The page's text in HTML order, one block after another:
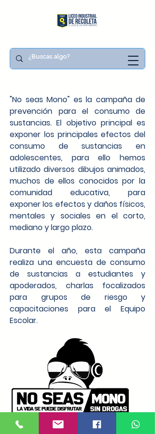
"No seas Mono" es la campaña de
prevención para el consumo de
sustancias. El objetivo principal es
exponer los principales efectos del
consumo de sustancias en
adolescentes, para ello hemos
utilizado diversos dibujos animados,
muchos de ellos conocidos por la
comunidad educativa, para
exponer los efectos y daños físicos,
mentales y sociales en el corto,
mediano y largo plazo.
Durante el año, esta campaña
realiza una encuesta de consumo
de sustancias a estudiantes y
apoderados, charlas focalizados
para grupos de riesgo y
capacitaciones para el Equipo
Escolar.